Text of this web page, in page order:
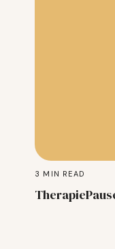
3 MIN READ